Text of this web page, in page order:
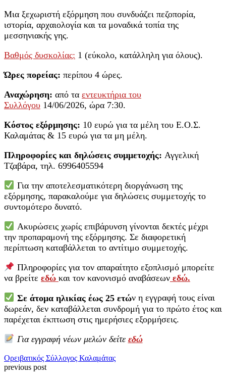
Μια ξεχωριστή εξόρμηση που συνδυάζει πεζοπορία,
ιστορία, αρχαιολογία και τα μοναδικά τοπία της
μεσσηνιακής γης.
Βαθμός δυσκολίας: 1 (εύκολο, κατάλληλη για όλους).
Ώρες πορείας: περίπου 4 ώρες.
Αναχώρηση: από τα εντευκτήρια του
Συλλόγου 14/06/2026, ώρα 7:30.
Κόστος εξόρμησης: 10 ευρώ για τα μέλη του Ε.Ο.Σ.
Καλαμάτας & 15 ευρώ για τα μη μέλη.
Πληροφορίες και δηλώσεις συμμετοχής: Αγγελική
Τζαβάρα, τηλ. 6996405594
Για την αποτελεσματικότερη διοργάνωση της
εξόρμησης, παρακαλούμε για δηλώσεις συμμετοχής το
συντομότερο δυνατό.
Ακυρώσεις χωρίς επιβάρυνση γίνονται δεκτές μέχρι
την προπαραμονή της εξόρμησης. Σε διαφορετική
περίπτωση καταβάλλεται το αντίτιμο συμμετοχής.
Πληροφορίες για τον απαραίτητο εξοπλισμό μπορείτε
να βρείτε εδώ και τον κανονισμό αναβάσεων εδώ.
Σε άτομα ηλικίας έως 25 ετών η εγγραφή τους είναι
δωρεάν, δεν καταβάλλεται συνδρομή για το πρώτο έτος και
παρέχεται έκπτωση στις ημερήσιες εξορμήσεις.
Για εγγραφή νέων μελών δείτε εδώ
Ορειβατικός Σύλλογος Καλαμάτας
previous post